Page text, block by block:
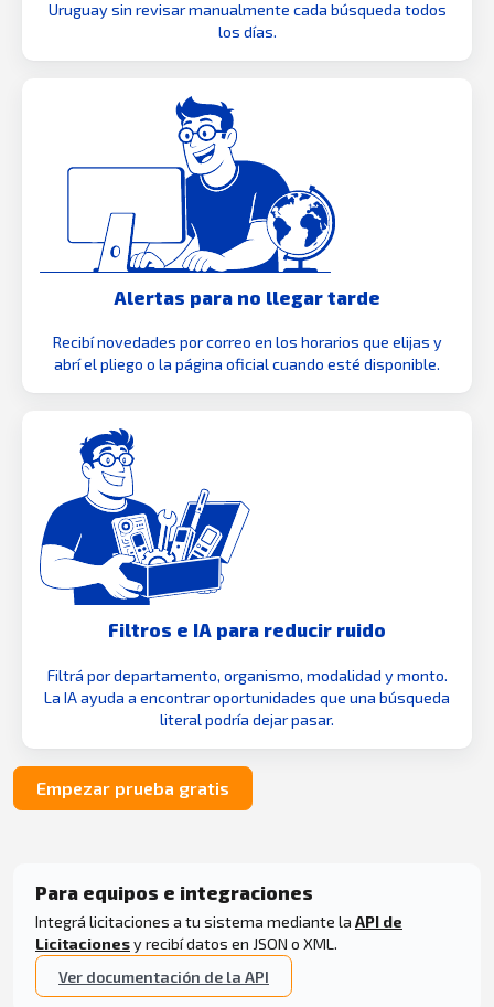
Uruguay sin revisar manualmente cada búsqueda todos
los días.
Alertas para no llegar tarde
Recibí novedades por correo en los horarios que elijas y
abrí el pliego o la página oficial cuando esté disponible.
Filtros e IA para reducir ruido
Filtrá por departamento, organismo, modalidad y monto.
La IA ayuda a encontrar oportunidades que una búsqueda
literal podría dejar pasar.
Empezar prueba gratis
Para equipos e integraciones
Integrá licitaciones a tu sistema mediante la API de
Licitacionesy recibí datos en JSON o XML.
Ver documentación de la API